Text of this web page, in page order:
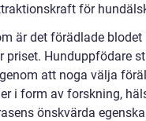
för
är det förädlade
priset. Hunduppfödare
att noga välja
i form av forskning,
önskvärda